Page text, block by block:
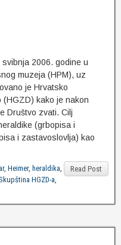
2006. godine u
muzeja (HPM), uz
je Hrvatsko
kako je nakon
Društvo zvati. Cilj
(grbopisa i
i zastavoslovlja) kao
Read Post
, Heimer, heraldika,
HGZD-a,